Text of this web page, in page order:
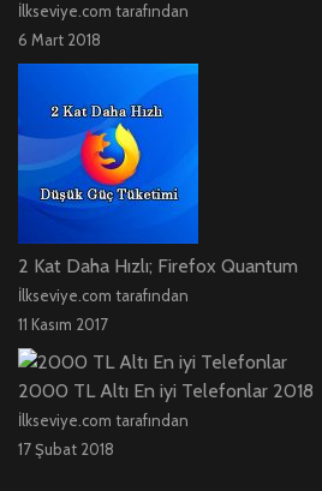
İlkseviye.com tarafından
6 Mart 2018
2 Kat Daha Hızlı; Firefox Quantum
İlkseviye.com tarafından
11 Kasım 2017
2000 TL Altı En iyi Telefonlar 2018
İlkseviye.com tarafından
17 Şubat 2018